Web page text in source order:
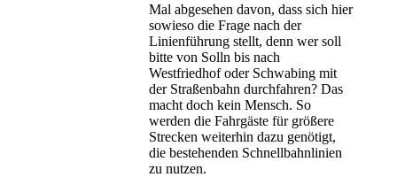
Mal abgesehen davon, dass sich hier
sowieso die Frage nach der
Linienführung stellt, denn wer soll
bitte von Solln bis nach
Westfriedhof oder Schwabing mit
der Straßenbahn durchfahren? Das
macht doch kein Mensch. So
werden die Fahrgäste für größere
Strecken weiterhin dazu genötigt,
die bestehenden Schnellbahnlinien
zu nutzen.